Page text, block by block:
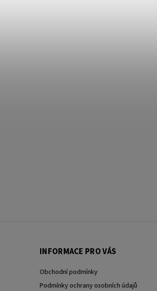
INFORMACE PRO VÁS
Obchodní podmínky
Podmínky ochrany osobních údajů